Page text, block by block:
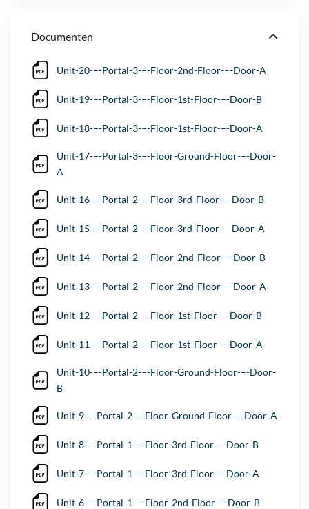
Documenten
Unit-20-–-Portal-3-–-Floor-2nd-Floor-–-Door-A
Unit-19-–-Portal-3-–-Floor-1st-Floor-–-Door-B
Unit-18-–-Portal-3-–-Floor-1st-Floor-–-Door-A
Unit-17-–-Portal-3-–-Floor-Ground-Floor-–-Door-
A
Unit-16-–-Portal-2-–-Floor-3rd-Floor-–-Door-B
Unit-15-–-Portal-2-–-Floor-3rd-Floor-–-Door-A
Unit-14-–-Portal-2-–-Floor-2nd-Floor-–-Door-B
Unit-13-–-Portal-2-–-Floor-2nd-Floor-–-Door-A
Unit-12-–-Portal-2-–-Floor-1st-Floor-–-Door-B
Unit-11-–-Portal-2-–-Floor-1st-Floor-–-Door-A
Unit-10-–-Portal-2-–-Floor-Ground-Floor-–-Door-
B
Unit-9-–-Portal-2-–-Floor-Ground-Floor-–-Door-A
Unit-8-–-Portal-1-–-Floor-3rd-Floor-–-Door-B
Unit-7-–-Portal-1-–-Floor-3rd-Floor-–-Door-A
Unit-6-–-Portal-1-–-Floor-2nd-Floor-–-Door-B